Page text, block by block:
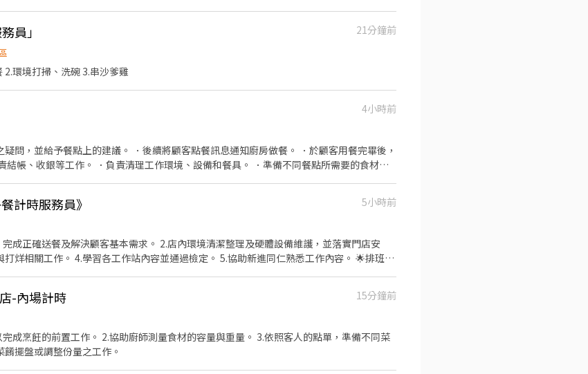
員」
21分鐘前
環境打掃、洗碗 3.串沙爹雞
4小時前
續將顧客點餐訊息通知廚房做餐。 ．於顧客用餐完畢後，
計時服務員》
5小時前
成正確送餐及解決顧客基本需求。 2.店內環境清潔整理及硬體設備維護，並落實門店安
相關工作。 4.學習各工作站內容並通過檢定。 5.協助新進同仁熟悉工作內容。 🌟排班時
-內場計時
15分鐘前
成烹飪的前置工作。 2.協助廚師測量食材的容量與重量。 3.依照客人的點單，準備不同菜
擺盤或調整份量之工作。